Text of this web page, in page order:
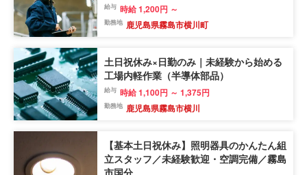
給与 時給 1,200円 ～
勤務地 鹿児島県霧島市横川町
土日祝休み×日勤のみ｜未経験から始める
工場内軽作業（半導体部品）
給与 時給 1,100円 ～ 1,375円
勤務地 鹿児島県霧島市横川
【基本土日祝休み】照明器具のかんたん組
立スタッフ／未経験歓迎・空調完備／霧島